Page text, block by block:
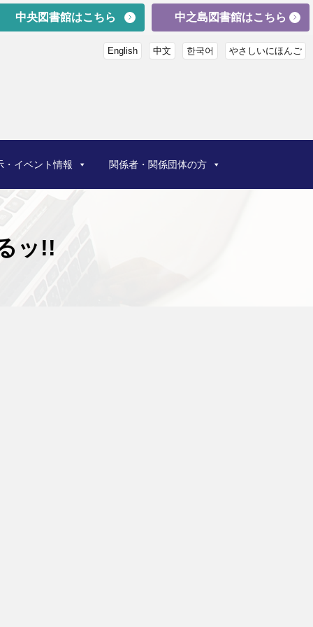
English 中文 한국어 やさしいにほんご
・イベント情報 関係者・関係団体の方
中央図書館はこちら 中之島図書館はこちら
ッ!!